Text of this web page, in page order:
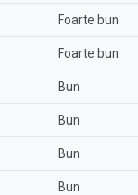
Foarte bun
Foarte bun
Bun
Bun
Bun
Bun